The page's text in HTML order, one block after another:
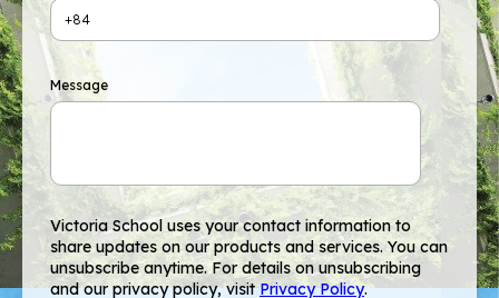
Message
Victoria School uses your contact information to
share updates on our products and services. You can
unsubscribe anytime. For details on unsubscribing
and our privacy policy, visitPrivacy Policy.